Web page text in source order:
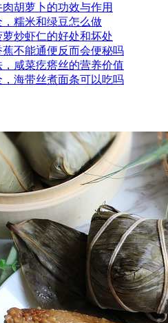
胡萝卜的功效与作用
糯米和绿豆怎么做
炒虾仁的好处和坏处
不能通便反而会便秘吗
咸菜疙瘩丝的营养价值
海带丝煮面条可以吃吗